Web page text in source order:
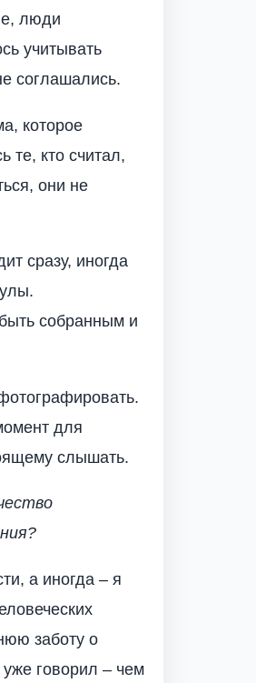
люди
учитывать
соглашались.
которое
те, кто считал,
они не
сразу, иногда
собранным и
для
слышать.
а иногда – я
заботу о
уже говорил – чем